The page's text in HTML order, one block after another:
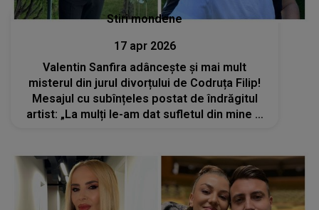
Stiri mondene
17 apr 2026
Valentin Sanfira adâncește și mai mult
misterul din jurul divorțului de Codruța Filip!
Mesajul cu subînțeles postat de îndrăgitul
artist: „La mulți le-am dat sufletul din mine și